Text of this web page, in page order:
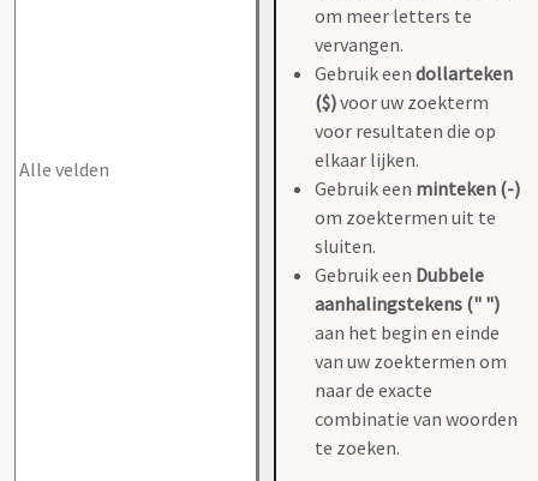
om meer letters te
vervangen.
Gebruik een dollarteken
($)voor uw zoekterm
voor resultaten die op
elkaar lijken.
Gebruik een minteken (-)
om zoektermen uit te
sluiten.
Gebruik een Dubbele
aanhalingstekens (" ")
aan het begin en einde
van uw zoektermen om
naar de exacte
combinatie van woorden
te zoeken.